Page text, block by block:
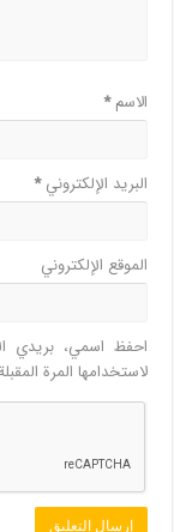
الاسم*
البريد الإلكتروني*
الموقع الإلكتروني
احفظ اسمي، بريدي
لاستخدامها المرة